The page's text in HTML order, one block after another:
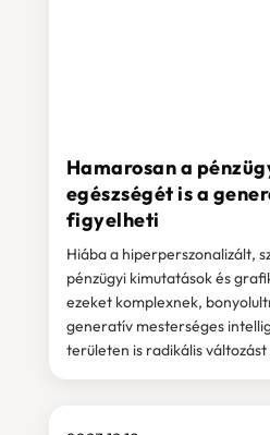
Hamarosan a
egészségét is a
figyelheti
Hiába a hiperperszonalizált,
pénzügyi kimutatások és
ezeket komplexnek,
generatív mesterséges
területen is radikális